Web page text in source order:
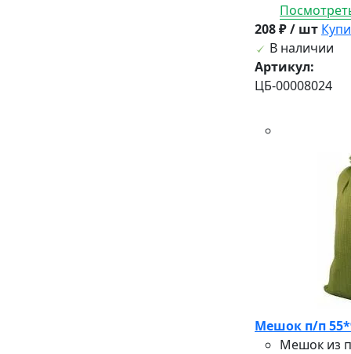
208 ₽ / шт
В наличии
Артикул:
ЦБ-00008024
Мешок п/п
Мешок из